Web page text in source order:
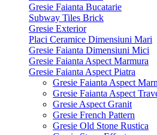
Gresie Faianta Bucatarie
Subway Tiles Brick
Gresie Exterior
Placi Ceramice Dimensiuni Mari
Gresie Faianta Dimensiuni Mici
Gresie Faianta Aspect Marmura
Gresie Faianta Aspect Piatra
Gresie Faianta Aspect
Gresie Faianta Aspect
Gresie Aspect Granit
Gresie French Pattern
Gresie Old Stone Rustica